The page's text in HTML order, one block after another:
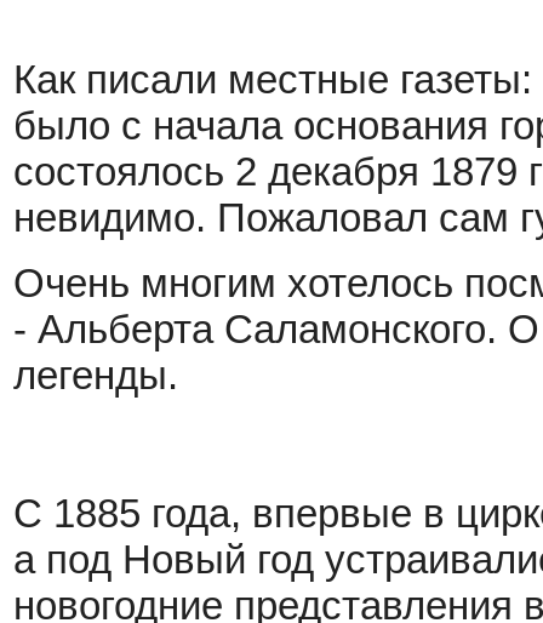
Как писали местные
было с начала основания
состоялось 2 декабря 1879
невидимо. Пожаловал сам
Очень многим хотелось
- Альберта Саламонского.
легенды.
С 1885 года, впервые в
а под Новый год
новогодние